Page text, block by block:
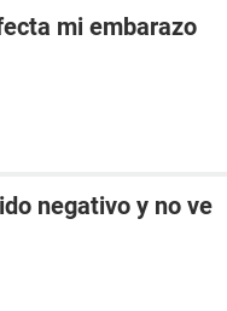
mi embarazo
negativo y no ve